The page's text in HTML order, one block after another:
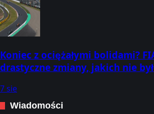
Koniec z ociężałymi bolidami?
drastyczne zmiany, jakich nie
7 sie